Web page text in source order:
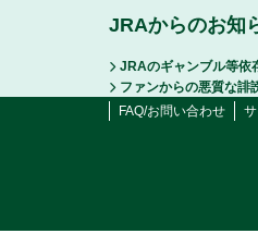
JRAからのお知
JRAのギャンブル等依
ファンからの悪質な誹
FAQ/お問い合わせ